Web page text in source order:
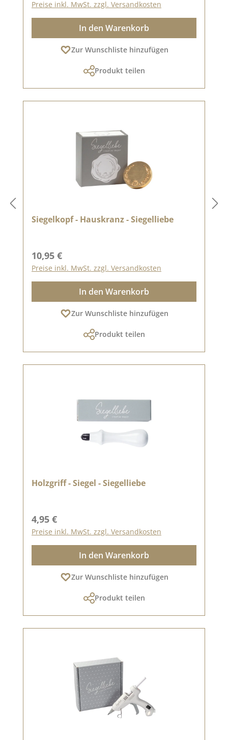
Preise inkl. MwSt. zzgl. Versandkosten
In den Warenkorb
Zur Wunschliste hinzufügen
Produkt teilen
Siegelkopf - Hauskranz - Siegelliebe
Regulärer Preis:
10,95 €
Preise inkl. MwSt. zzgl. Versandkosten
In den Warenkorb
Zur Wunschliste hinzufügen
Produkt teilen
Holzgriff - Siegel - Siegelliebe
Regulärer Preis:
4,95 €
Preise inkl. MwSt. zzgl. Versandkosten
In den Warenkorb
Zur Wunschliste hinzufügen
Produkt teilen